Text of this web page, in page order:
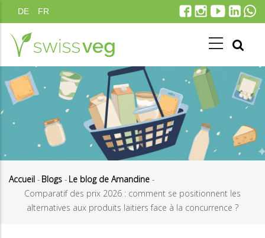
au
contenu
principal
DE FR
Fil
Accueil - Blogs - Le blog de Amandine -
Comparatif des prix 2026 : comment se positionnent les
alternatives aux produits laitiers face à la concurrence ?